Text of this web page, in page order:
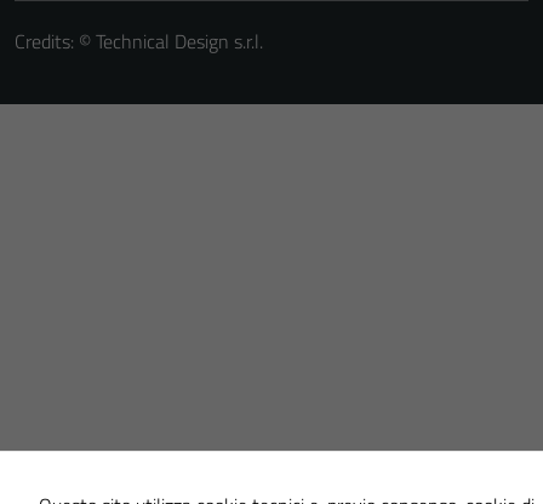
Credits: ©Technical Design s.r.l.